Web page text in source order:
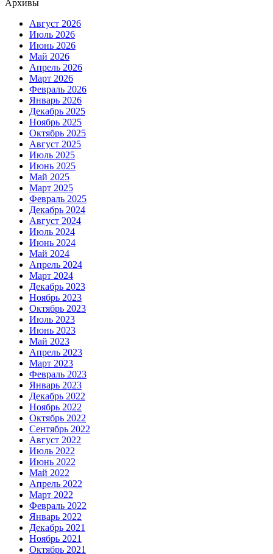
Архивы
Август 2026
Июль 2026
Июнь 2026
Май 2026
Апрель 2026
Март 2026
Февраль 2026
Январь 2026
Декабрь 2025
Ноябрь 2025
Октябрь 2025
Август 2025
Июль 2025
Июнь 2025
Май 2025
Март 2025
Февраль 2025
Декабрь 2024
Август 2024
Июль 2024
Июнь 2024
Май 2024
Апрель 2024
Март 2024
Декабрь 2023
Ноябрь 2023
Октябрь 2023
Июль 2023
Июнь 2023
Май 2023
Апрель 2023
Март 2023
Февраль 2023
Январь 2023
Декабрь 2022
Ноябрь 2022
Октябрь 2022
Сентябрь 2022
Август 2022
Июль 2022
Июнь 2022
Май 2022
Апрель 2022
Март 2022
Февраль 2022
Январь 2022
Декабрь 2021
Ноябрь 2021
Октябрь 2021